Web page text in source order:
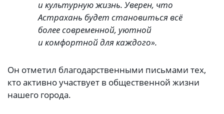
и культурную жизнь. Уверен, что
Астрахань будет становиться всё
более современной, уютной
и комфортной для каждого».
Он отметил благодарственными письмами тех,
кто активно участвует в общественной жизни
нашего города.